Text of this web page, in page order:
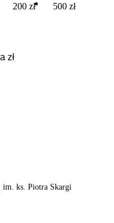
200 zł 500 zł
im. ks. Piotra Skargi